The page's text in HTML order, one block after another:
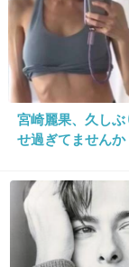
どや顔で免許証
楽しかったけど
すれば良かったで
25. 匿名 2013/05/18(土)
高校生の時にピア
母親に相談した
と言われ二十歳
宮崎麗果、久し
せ過ぎてませんか